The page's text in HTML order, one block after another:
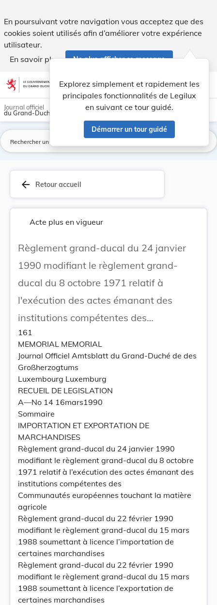
En poursuivant votre navigation vous acceptez que des
cookies soient utilisés afin d’améliorer votre expérience
utilisateur.
En savoir plus
Ne plus afficher ce message
Aller au contenu account_circle help Aide
Explorez simplement et rapidement les
principales fonctionnalités de Legilux
en suivant ce tour guidé.
Démarrer un tour guidé
light_mode dark_mode
Journal officiel
du Grand-Duché de Luxembourg
arrow_back Retour accueil
Acte plus en vigueur
Règlement grand-ducal du 24 janvier
1990 modifiant le règlement grand-
ducal du 8 octobre 1971 relatif à
l'exécution des actes émanant des
institutions compétentes des
Communautés européennes touchant la
matière agricole.
161
MEMORIAL MEMORIAL
Journal Officiel Amtsblatt du Grand-Duché de des
Großherzogtums
Luxembourg Luxemburg
RECUEIL DE LEGISLATION
A—No 14 16mars1990
Sommaire
IMPORTATION ET EXPORTATION DE
MARCHANDISES
Règlement grand-ducal du 24 janvier 1990
modifiant le règlement grand-ducal du 8 octobre
1971 relatif à l’exécution des actes émanant des
institutions compétentes des
Communautés européennes touchant la matière
agricole
Règlement grand-ducal du 22 février 1990
modifiant le règlement grand-ducal du 15 mars
1988 soumettant à licence l’importation de
certaines marchandises
Règlement grand-ducal du 22 février 1990
modifiant le règlement grand-ducal du 15 mars
1988 soumettant à licence l’exportation de
certaines marchandises